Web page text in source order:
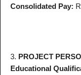
Consolidated Pay:
3. PROJECT
Educational